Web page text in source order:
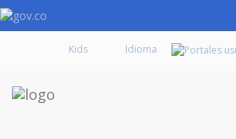
Kids